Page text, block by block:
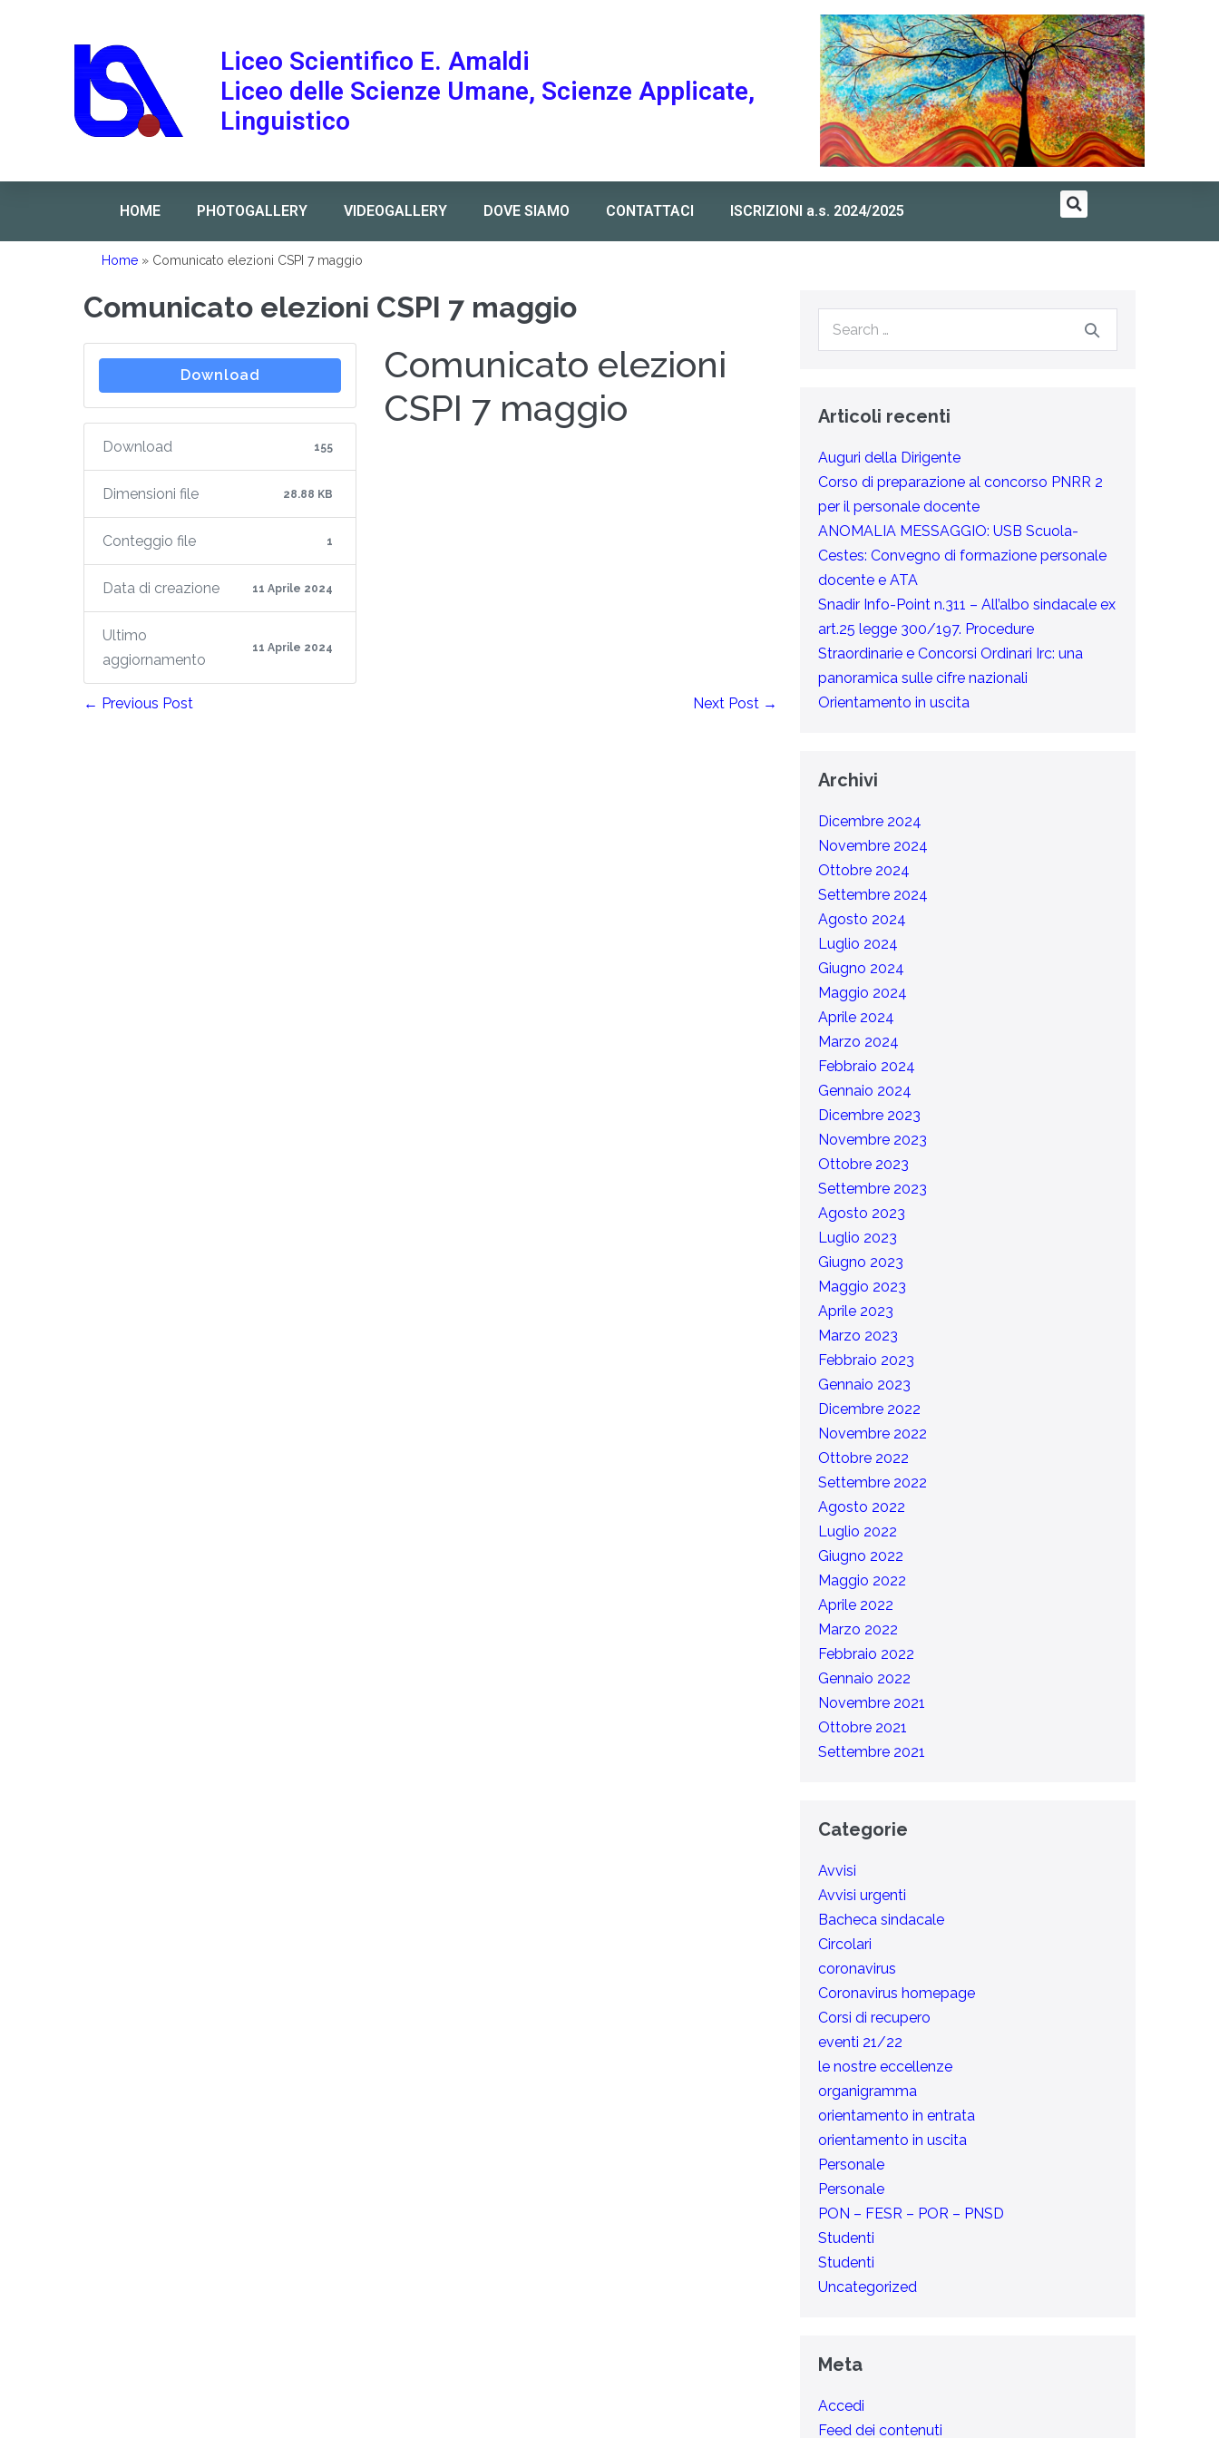
Liceo Scientifico E. Amaldi
Liceo delle Scienze Umane, Scienze Applicate,
Linguistico
HOME PHOTOGALLERY VIDEOGALLERY DOVE SIAMO CONTATTACI ISCRIZIONI a.s. 2024/2025
Home » Comunicato elezioni CSPI 7 maggio
Comunicato elezioni CSPI 7 maggio
Download
Download 155
Dimensioni file 28.88 KB
Conteggio file 1
Data di creazione 11 Aprile 2024
Ultimo
aggiornamento
11 Aprile 2024
Comunicato elezioni
CSPI 7 maggio
← Previous Post Next Post →
Articoli recenti
Auguri della Dirigente
Corso di preparazione al concorso PNRR 2
per il personale docente
ANOMALIA MESSAGGIO: USB Scuola-
Cestes: Convegno di formazione personale
docente e ATA
Snadir Info-Point n.311 – All’albo sindacale ex
art.25 legge 300/197. Procedure
Straordinarie e Concorsi Ordinari Irc: una
panoramica sulle cifre nazionali
Orientamento in uscita
Archivi
Dicembre 2024
Novembre 2024
Ottobre 2024
Settembre 2024
Agosto 2024
Luglio 2024
Giugno 2024
Maggio 2024
Aprile 2024
Marzo 2024
Febbraio 2024
Gennaio 2024
Dicembre 2023
Novembre 2023
Ottobre 2023
Settembre 2023
Agosto 2023
Luglio 2023
Giugno 2023
Maggio 2023
Aprile 2023
Marzo 2023
Febbraio 2023
Gennaio 2023
Dicembre 2022
Novembre 2022
Ottobre 2022
Settembre 2022
Agosto 2022
Luglio 2022
Giugno 2022
Maggio 2022
Aprile 2022
Marzo 2022
Febbraio 2022
Gennaio 2022
Novembre 2021
Ottobre 2021
Settembre 2021
Categorie
Avvisi
Avvisi urgenti
Bacheca sindacale
Circolari
coronavirus
Coronavirus homepage
Corsi di recupero
eventi 21/22
le nostre eccellenze
organigramma
orientamento in entrata
orientamento in uscita
Personale
Personale
PON – FESR – POR – PNSD
Studenti
Studenti
Uncategorized
Meta
Accedi
Feed dei contenuti